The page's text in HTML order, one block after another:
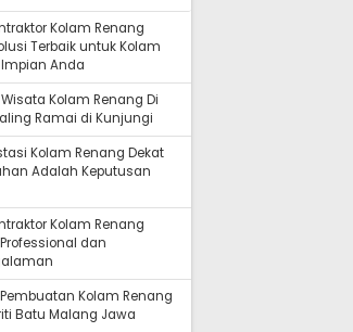
Kolam Renang
Terbaik untuk Kolam
Anda
Kolam Renang Di
Ramai di Kunjungi
Kolam Renang Dekat
Adalah Keputusan
Kolam Renang
dan
Kolam Renang
Batu Malang Jawa